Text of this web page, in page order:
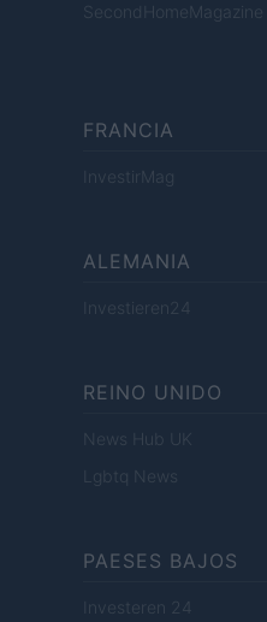
SecondHomeMagazine
FRANCIA
InvestirMag
ALEMANIA
Investieren24
REINO UNIDO
News Hub UK
Lgbtq News
PAESES BAJOS
Investeren 24